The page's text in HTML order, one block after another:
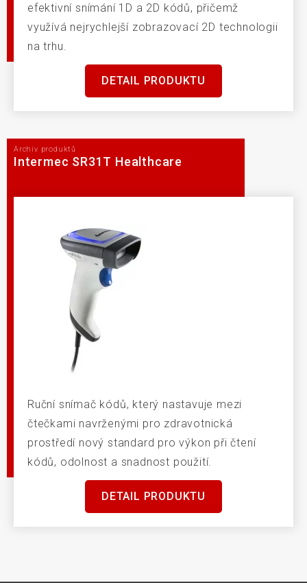
efektivní snímání 1D a 2D kódů, přičemž
využívá nejrychlejší zobrazovací 2D technologii
na trhu.
DETAIL PRODUKTU
Archiv produktů
Intermec SR31T Healthcare
Ruční snímač kódů, který nastavuje mezi
čtečkami navrženými pro zdravotnická
prostředí nový standard pro výkon při čtení
kódů, odolnost a snadnost použití.
DETAIL PRODUKTU